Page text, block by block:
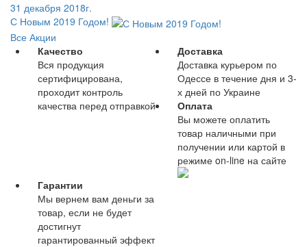
31 декабря 2018г.
С Новым 2019 Годом!
Все Акции
Качество
Вся продукция
сертифицирована,
проходит контроль
качества перед отправкой
Доставка
Доставка курьером по
Одессе в течение дня и 3-
х дней по Украине
Оплата
Вы можете оплатить
товар наличными при
получении или картой в
режиме on-line на сайте
Гарантии
Мы вернем вам деньги за
товар, если не будет
достигнут
гарантированный эффект